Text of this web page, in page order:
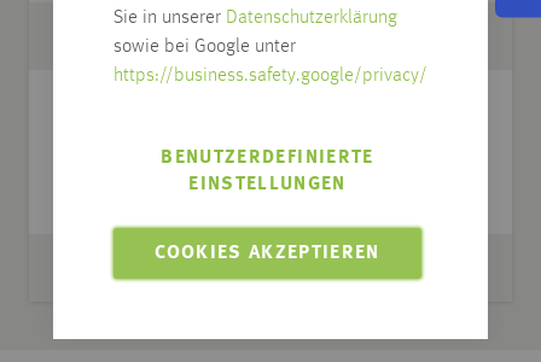
Sie in unserer Datenschutzerklärung
sowie bei Google unter
https://business.safety.google/privacy/
COOKIES AKZEPTIEREN
BENUTZERDEFINIERTE
EINSTELLUNGEN
hellbraun
B3 ca. 900g/m² Bis B15